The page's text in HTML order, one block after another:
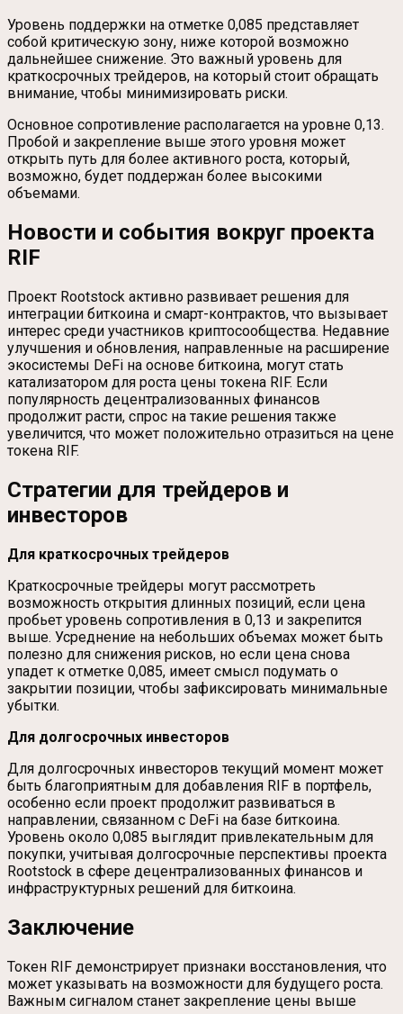
Уровень поддержки на отметке 0,085 представляет
собой критическую зону, ниже которой возможно
дальнейшее снижение. Это важный уровень для
краткосрочных трейдеров, на который стоит обращать
внимание, чтобы минимизировать риски.
Основное сопротивление располагается на уровне 0,13.
Пробой и закрепление выше этого уровня может
открыть путь для более активного роста, который,
возможно, будет поддержан более высокими
объемами.
Новости и события вокруг проекта
RIF
Проект Rootstock активно развивает решения для
интеграции биткоина и смарт-контрактов, что вызывает
интерес среди участников криптосообщества. Недавние
улучшения и обновления, направленные на расширение
экосистемы DeFi на основе биткоина, могут стать
катализатором для роста цены токена RIF. Если
популярность децентрализованных финансов
продолжит расти, спрос на такие решения также
увеличится, что может положительно отразиться на цене
токена RIF.
Стратегии для трейдеров и
инвесторов
Для краткосрочных трейдеров
Краткосрочные трейдеры могут рассмотреть
возможность открытия длинных позиций, если цена
пробьет уровень сопротивления в 0,13 и закрепится
выше. Усреднение на небольших объемах может быть
полезно для снижения рисков, но если цена снова
упадет к отметке 0,085, имеет смысл подумать о
закрытии позиции, чтобы зафиксировать минимальные
убытки.
Для долгосрочных инвесторов
Для долгосрочных инвесторов текущий момент может
быть благоприятным для добавления RIF в портфель,
особенно если проект продолжит развиваться в
направлении, связанном с DeFi на базе биткоина.
Уровень около 0,085 выглядит привлекательным для
покупки, учитывая долгосрочные перспективы проекта
Rootstock в сфере децентрализованных финансов и
инфраструктурных решений для биткоина.
Заключение
Токен RIF демонстрирует признаки восстановления, что
может указывать на возможности для будущего роста.
Важным сигналом станет закрепление цены выше